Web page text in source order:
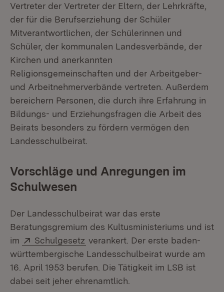
Vertreter der Vertreter der Eltern, der Lehrkräfte,
der für die Berufserziehung der Schüler
Mitverantwortlichen, der Schülerinnen und
Schüler, der kommunalen Landesverbände, der
Kirchen und anerkannten
Religionsgemeinschaften und der Arbeitgeber-
und Arbeitnehmerverbände vertreten. Außerdem
bereichern Personen, die durch ihre Erfahrung in
Bildungs- und Erziehungsfragen die Arbeit des
Beirats besonders zu fördern vermögen den
Landesschulbeirat.
Vorschläge und Anregungen im
Schulwesen
Der Landesschulbeirat war das erste
Beratungsgremium des Kultusministeriums und ist
im
Extern:
Schulgesetz (Öffnet in neuem Fenster)
verankert. Der erste baden-
württembergische Landesschulbeirat wurde am
16. April 1953 berufen. Die Tätigkeit im LSB ist
dabei seit jeher ehrenamtlich.